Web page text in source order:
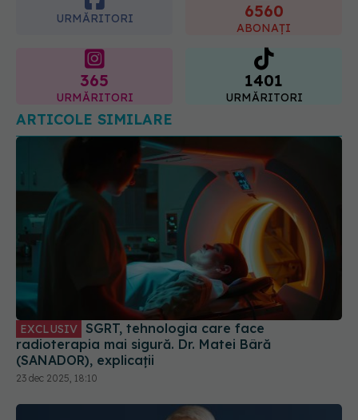
URMĂRITORI 6560
ABONAȚI
365
URMĂRITORI
1401
URMĂRITORI
ARTICOLE SIMILARE
EXCLUSIV
radioterapia mai sigură. Dr. Matei Bâră
(SANADOR), explicații
23 dec 2025, 18:10